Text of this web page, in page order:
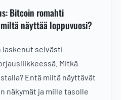
Bitcoin romahti
näyttää loppuvuosi?
laskenut selvästi
Mitkä
Entä miltä näyttävät
näkymät ja mille tasolle